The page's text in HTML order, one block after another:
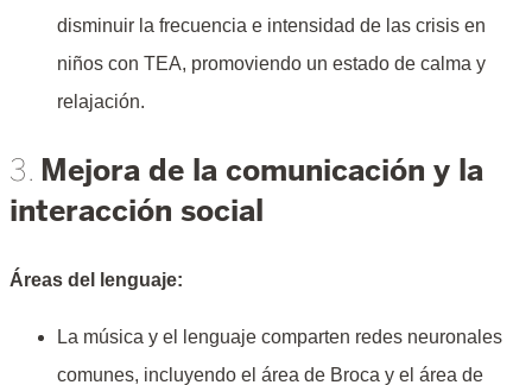
disminuir la frecuencia e intensidad de las crisis en
niños con TEA, promoviendo un estado de calma y
relajación.
3. Mejora de la comunicación y la
interacción social
Áreas del lenguaje:
La música y el lenguaje comparten redes neuronales
comunes, incluyendo el área de Broca y el área de